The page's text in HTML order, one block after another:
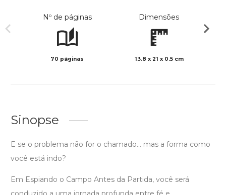
Nº de páginas
70 páginas
Dimensões
13.8 x 21 x 0.5 cm
Sinopse
E se o problema não for o chamado… mas a forma como
você está indo?
Em Espiando o Campo Antes da Partida, você será